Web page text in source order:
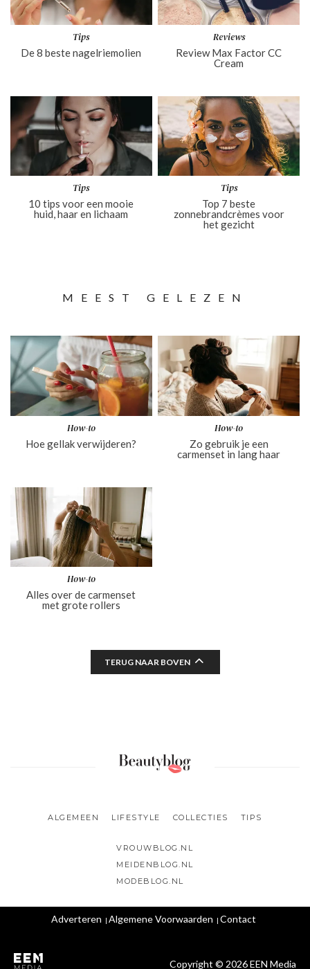
Tips
De 8 beste nagelriemolien
Reviews
Review Max Factor CC
Cream
Tips
10 tips voor een mooie
huid, haar en lichaam
Tips
Top 7 beste
zonnebrandcrèmes voor
het gezicht
MEEST GELEZEN
How-to
Hoe gellak verwijderen?
How-to
Zo gebruik je een
carmenset in lang haar
How-to
Alles over de carmenset
met grote rollers
TERUG NAAR BOVEN
ALGEMEEN LIFESTYLE COLLECTIES TIPS
VROUWBLOG.NL
MEIDENBLOG.NL
MODEBLOG.NL
Copyright © 2026 EEN Media
Adverteren Algemene Voorwaarden Contact